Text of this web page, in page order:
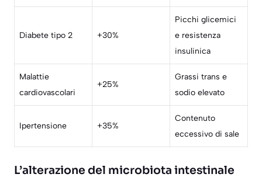
Diabete tipo 2 +30%
Picchi glicemici
e resistenza
insulinica
Malattie
cardiovascolari
+25%
Grassi trans e
sodio elevato
Ipertensione +35%
Contenuto
eccessivo di sale
L’alterazione del microbiota intestinale